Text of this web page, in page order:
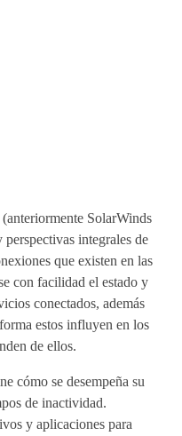
SolarWinds
integrales de
que existen en las
con facilidad el estado y
conectados, además
estos influyen en los
de ellos.
cómo se desempeña su
de inactividad.
y aplicaciones para